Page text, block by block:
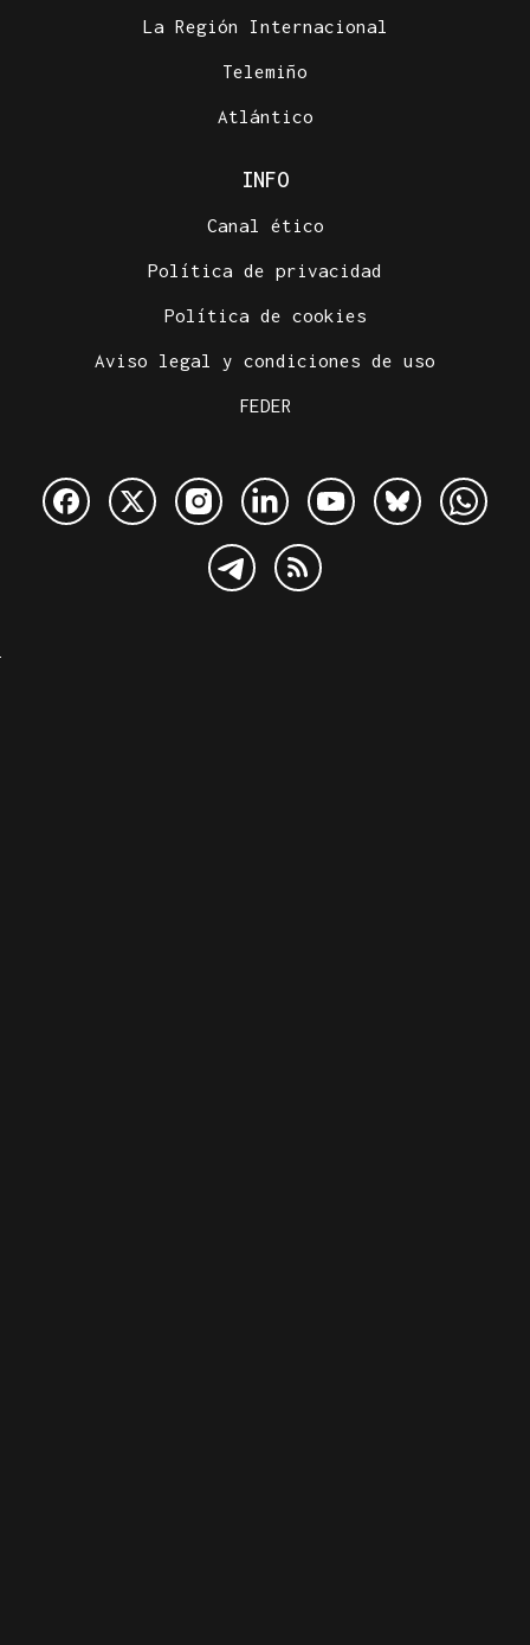
La Región Internacional
Telemiño
Atlántico
INFO
Canal ético
Política de privacidad
Política de cookies
Aviso legal y condiciones de uso
FEDER